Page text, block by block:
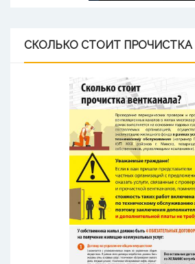
СКОЛЬКО СТОИТ ПРОЧИСТКА